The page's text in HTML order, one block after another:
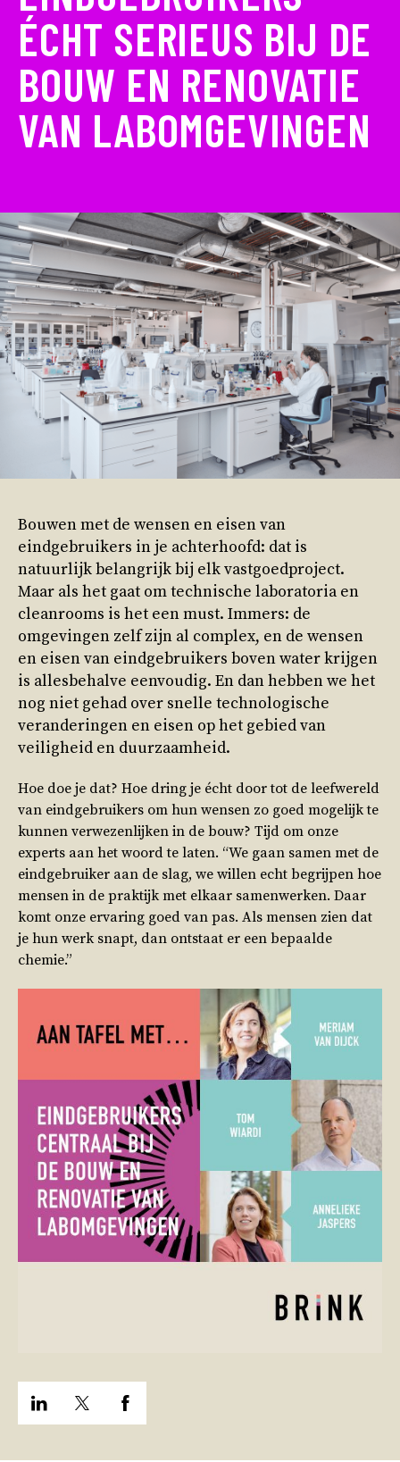
ÉCHT SERIEUS BIJ DE
BOUW EN RENOVATIE
VAN LABOMGEVINGEN
Bouwen met de wensen en eisen van
eindgebruikers in je achterhoofd: dat is
natuurlijk belangrijk bij elk vastgoedproject.
Maar als het gaat om technische laboratoria en
cleanrooms is het een must. Immers: de
omgevingen zelf zijn al complex, en de wensen
en eisen van eindgebruikers boven water krijgen
is allesbehalve eenvoudig. En dan hebben we het
nog niet gehad over snelle technologische
veranderingen en eisen op het gebied van
veiligheid en duurzaamheid.
Hoe doe je dat? Hoe dring je écht door tot de leefwereld
van eindgebruikers om hun wensen zo goed mogelijk te
kunnen verwezenlijken in de bouw? Tijd om onze
experts aan het woord te laten. “We gaan samen met de
eindgebruiker aan de slag, we willen echt begrijpen hoe
mensen in de praktijk met elkaar samenwerken. Daar
komt onze ervaring goed van pas. Als mensen zien dat
je hun werk snapt, dan ontstaat er een bepaalde
chemie.”